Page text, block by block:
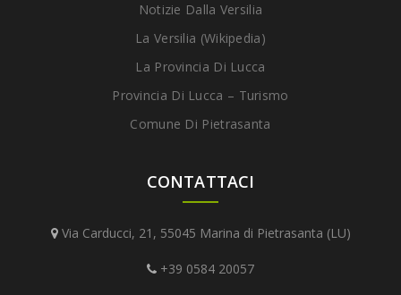
Notizie Dalla Versilia
La Versilia (Wikipedia)
La Provincia Di Lucca
Provincia Di Lucca – Turismo
Comune Di Pietrasanta
CONTATTACI
Via Carducci, 21, 55045 Marina di Pietrasanta (LU)
+39 0584 20057